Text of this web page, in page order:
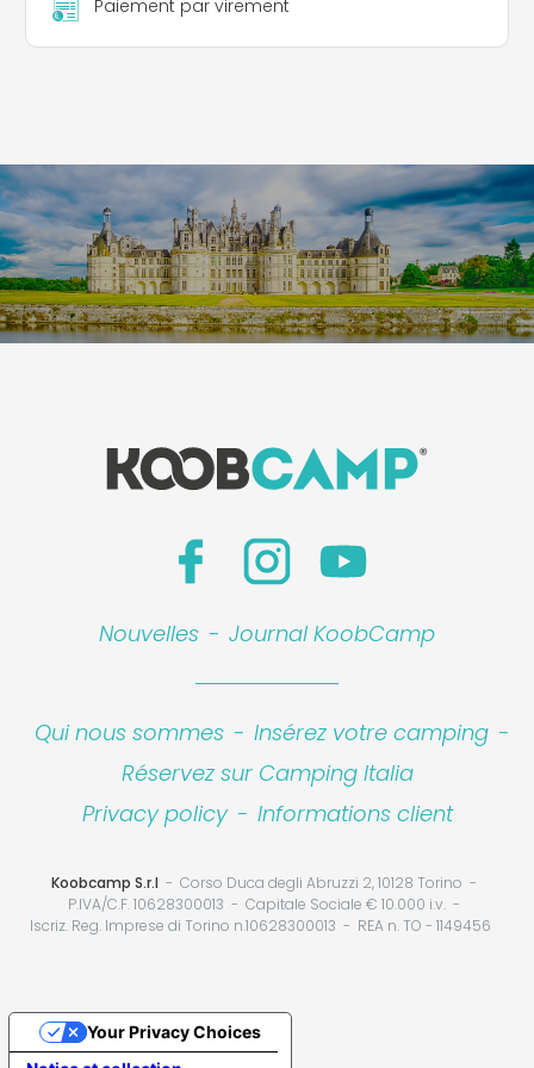
Leaflet
Paiement par virement
Nouvelles - Journal KoobCamp
Qui nous sommes - Insérez votre camping -
Réservez sur Camping Italia
Privacy policy - Informations client
Koobcamp S.r.l
Corso Duca degli Abruzzi 2, 10128 Torino
P.IVA/C.F. 10628300013
Capitale Sociale € 10.000 i.v.
Iscriz. Reg. Imprese di Torino n.10628300013
REA n. TO - 1149456
Your Privacy Choices